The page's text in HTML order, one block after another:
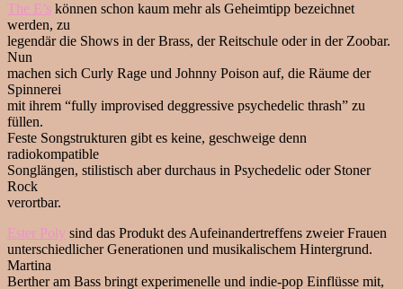
The E’s können schon kaum mehr als Geheimtipp bezeichnet
werden, zu
legendär die Shows in der Brass, der Reitschule oder in der Zoobar.
Nun
machen sich Curly Rage und Johnny Poison auf, die Räume der
Spinnerei
mit ihrem “fully improvised deggressive psychedelic thrash” zu
füllen.
Feste Songstrukturen gibt es keine, geschweige denn
radiokompatible
Songlängen, stilistisch aber durchaus in Psychedelic oder Stoner
Rock
verortbar.
Ester Poly sind das Produkt des Aufeinandertreffens zweier Frauen
unterschiedlicher Generationen und musikalischem Hintergrund.
Martina
Berther am Bass bringt experimenelle und indie-pop Einflüsse mit,